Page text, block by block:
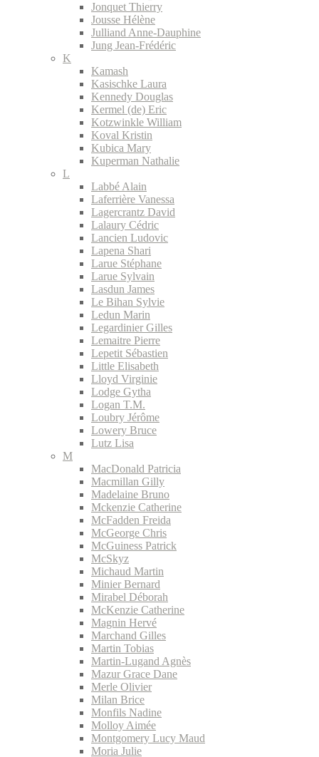
Jonquet Thierry
Jousse Hélène
Julliand Anne-Dauphine
Jung Jean-Frédéric
K
Kamash
Kasischke Laura
Kennedy Douglas
Kermel (de) Eric
Kotzwinkle William
Koval Kristin
Kubica Mary
Kuperman Nathalie
L
Labbé Alain
Laferrière Vanessa
Lagercrantz David
Lalaury Cédric
Lancien Ludovic
Lapena Shari
Larue Stéphane
Larue Sylvain
Lasdun James
Le Bihan Sylvie
Ledun Marin
Legardinier Gilles
Lemaitre Pierre
Lepetit Sébastien
Little Elisabeth
Lloyd Virginie
Lodge Gytha
Logan T.M.
Loubry Jérôme
Lowery Bruce
Lutz Lisa
M
MacDonald Patricia
Macmillan Gilly
Madelaine Bruno
Mckenzie Catherine
McFadden Freida
McGeorge Chris
McGuiness Patrick
McSkyz
Michaud Martin
Minier Bernard
Mirabel Déborah
McKenzie Catherine
Magnin Hervé
Marchand Gilles
Martin Tobias
Martin-Lugand Agnès
Mazur Grace Dane
Merle Olivier
Milan Brice
Monfils Nadine
Molloy Aimée
Montgomery Lucy Maud
Moria Julie